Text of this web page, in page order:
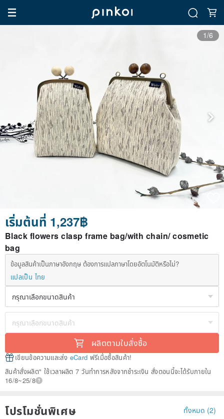
1/6
เริ่มต้นที่ 1,237฿
Black flowers clasp frame bag/with chain/ cosmetic
bag
ข้อมูลสินค้าเป็นภาษาอังกฤษ ต้องการแปลภาษาโดยอัตโนมัติหรือไม่?
แปลเป็น ไทย
ผลิตตามใบสั่งซื้อ
เขียนข้อความและส่ง eCard ฟรีเมื่อซื้อสินค้า!
สินค้าสั่งผลิต" ใช้เวลาผลิต 7 วันทำการหลังจากชำระเงิน สั่งตอนนี้จะได้รับภายใน
16/8~25/8
โปรโมชั่นพิเศษ ทั้งหมด (2)